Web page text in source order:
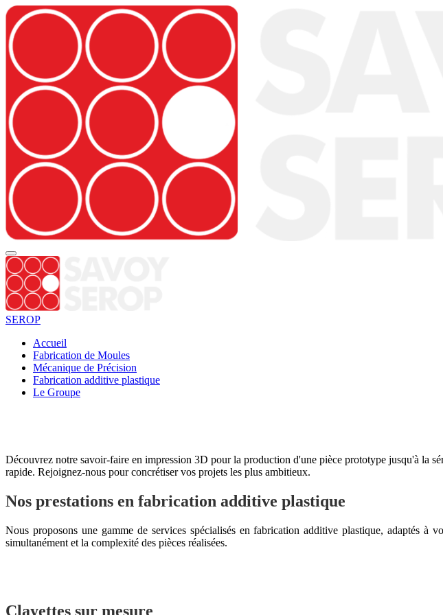
SEROP
Accueil
Fabrication de Moules
Mécanique de Précision
Fabrication additive plastique
Le Groupe
Découvrez notre savoir-faire en impression 3D pour la production d'une pièce prototype jusqu'à la
rapide. Rejoignez-nous pour concrétiser vos projets les plus ambitieux.
Nos prestations en fabrication additive plastique
Nous proposons une gamme de services spécialisés en fabrication additive plastique, adaptés à
simultanément et la complexité des pièces réalisées.
Clayettes sur mesure